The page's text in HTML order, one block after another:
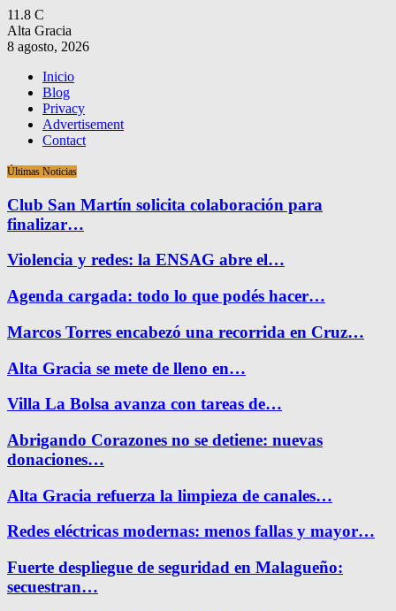
11.8 C
Alta Gracia
8 agosto, 2026
Inicio
Blog
Privacy
Advertisement
Contact
Últimas Noticias
Club San Martín solicita colaboración para
finalizar…
Violencia y redes: la ENSAG abre el…
Agenda cargada: todo lo que podés hacer…
Marcos Torres encabezó una recorrida en Cruz…
Alta Gracia se mete de lleno en…
Villa La Bolsa avanza con tareas de…
Abrigando Corazones no se detiene: nuevas
donaciones…
Alta Gracia refuerza la limpieza de canales…
Redes eléctricas modernas: menos fallas y mayor…
Fuerte despliegue de seguridad en Malagueño:
secuestran…